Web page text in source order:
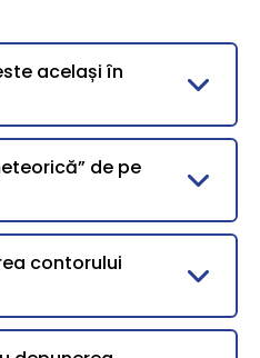
același în
de pe
contorului